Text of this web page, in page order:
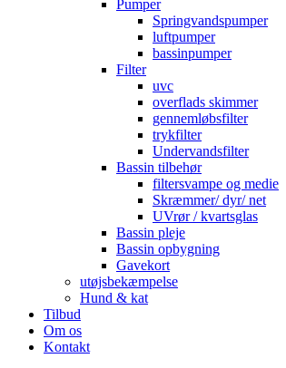
Pumper
Springvandspumper
luftpumper
bassinpumper
Filter
uvc
overflads skimmer
gennemløbsfilter
trykfilter
Undervandsfilter
Bassin tilbehør
filtersvampe og medie
Skræmmer/ dyr/ net
UVrør / kvartsglas
Bassin pleje
Bassin opbygning
Gavekort
utøjsbekæmpelse
Hund & kat
Tilbud
Om os
Kontakt